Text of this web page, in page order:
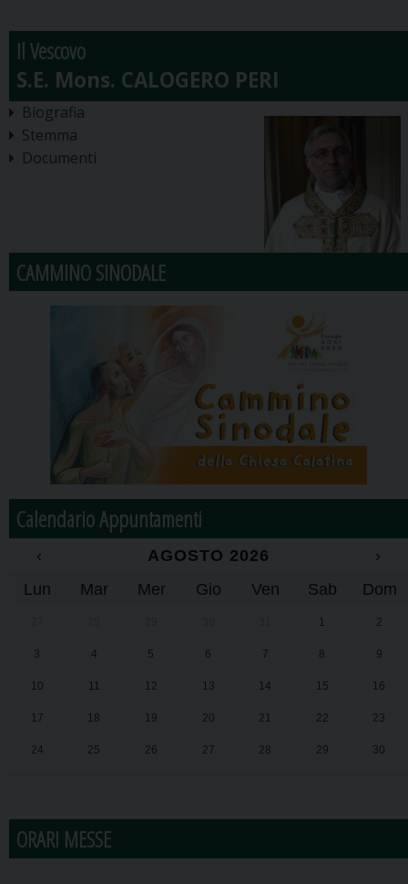
Il Vescovo
Biografia
Stemma
Documenti
CAMMINO SINODALE
Calendario Appuntamenti
‹ AGOSTO 2026
›
Lun
Mar Mer Gio Ven Sab Dom
1 2
3 4 5 6 7 8 9
10 11 12 13 14 15 16
17 18 19 20 21 22 23
24 25 26 27 28 29 30
ORARI MESSE